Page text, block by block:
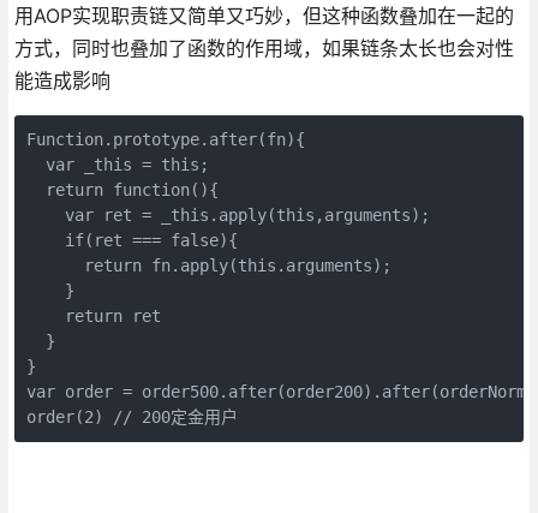
用AOP实现职责链又简单又巧妙，但这种函数叠加在一起的
方式，同时也叠加了函数的作用域，如果链条太长也会对性
能造成影响
Function.prototype.after(fn){
  var _this = this;
  return function(){
    var ret = _this.apply(this,arguments);
    if(ret === false){
      return fn.apply(this.arguments);
    }
    return ret
  }
}
var order =
order(2) // 200定金用户